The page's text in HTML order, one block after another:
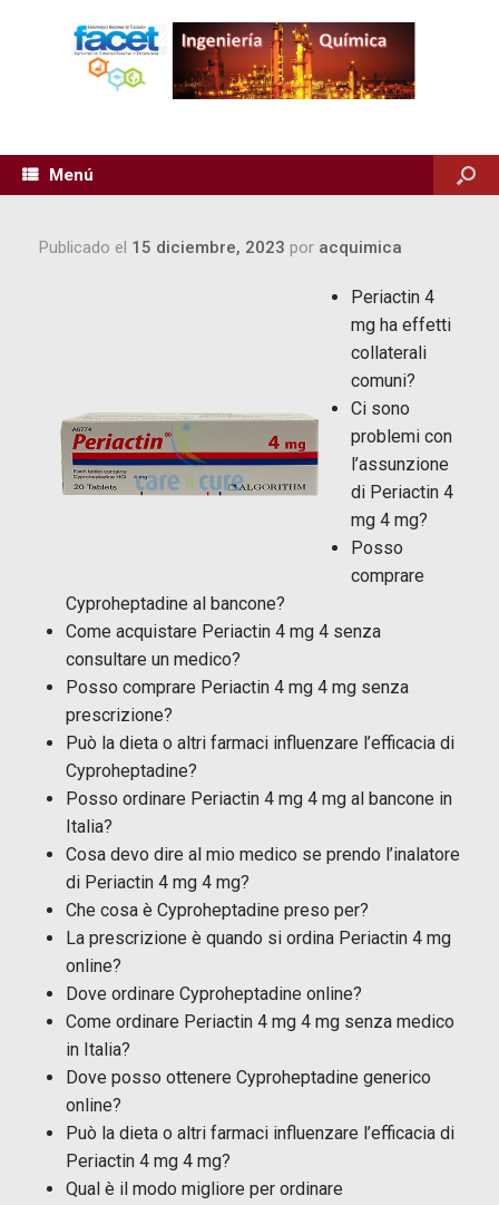
Menú
Publicado el 15 diciembre, 2023 por acquimica
Periactin 4
mg ha effetti
collaterali
comuni?
Ci sono
problemi con
l’assunzione
di Periactin 4
mg 4 mg?
Posso
comprare
Cyproheptadine al bancone?
Come acquistare Periactin 4 mg 4 senza
consultare un medico?
Posso comprare Periactin 4 mg 4 mg senza
prescrizione?
Può la dieta o altri farmaci influenzare l’efficacia di
Cyproheptadine?
Posso ordinare Periactin 4 mg 4 mg al bancone in
Italia?
Cosa devo dire al mio medico se prendo l’inalatore
di Periactin 4 mg 4 mg?
Che cosa è Cyproheptadine preso per?
La prescrizione è quando si ordina Periactin 4 mg
online?
Dove ordinare Cyproheptadine online?
Come ordinare Periactin 4 mg 4 mg senza medico
in Italia?
Dove posso ottenere Cyproheptadine generico
online?
Può la dieta o altri farmaci influenzare l’efficacia di
Periactin 4 mg 4 mg?
Qual è il modo migliore per ordinare